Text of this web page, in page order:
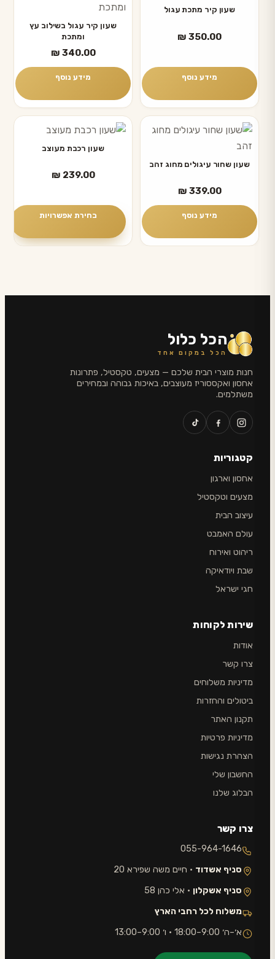
שעון קיר מתכת עגול
₪ 350.00
מידע נוסף
שעון קיר עגול בשילוב עץ
ומתכת
₪ 340.00
מידע נוסף
שעון שחור עיגולים מחוג זהב
₪ 339.00
מידע נוסף
שעון רכבת מעוצב
₪ 239.00
בחירת אפשרויות
למוצר
ניתן
לבחור
את
הכל כלול
הכל במקום אחד
חנות מוצרי הבית שלכם — מצעים, טקסטיל, פתרונות
אחסון ואקססוריז מעוצבים, באיכות גבוהה ובמחירים
משתלמים.
קטגוריות
אחסון וארגון
מצעים וטקסטיל
עיצוב הבית
עולם האמבט
ריהוט ואירוח
שבת ויודאיקה
חגי ישראל
שירות לקוחות
אודות
צרו קשר
מדיניות משלוחים
ביטולים והחזרות
תקנון האתר
מדיניות פרטיות
הצהרת נגישות
החשבון שלי
הבלוג שלנו
צרו קשר
055-964-1646
סניף אשדוד · חיים משה שפירא 20
סניף אשקלון · אלי כהן 58
משלוח לכל רחבי הארץ
א׳–ה׳ 9:00–18:00 · ו׳ 9:00–13:00